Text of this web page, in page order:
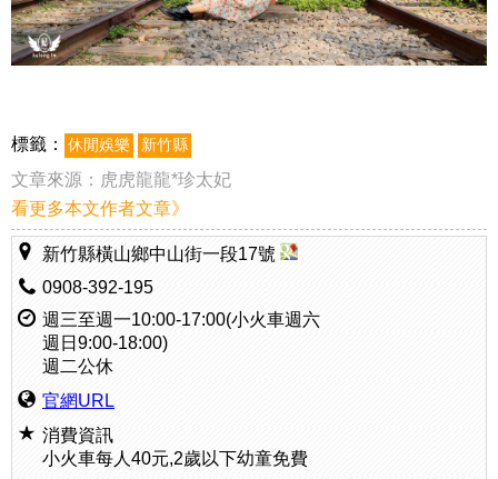
標籤： 休閒娛樂 新竹縣
文章來源： 虎虎龍龍*珍太妃
看更多本文作者文章》
新竹縣橫山鄉中山街一段17號
0908-392-195
週三至週一10:00-17:00(小火車週六
週日9:00-18:00)
週二公休
官網URL
消費資訊
小火車每人40元,2歲以下幼童免費